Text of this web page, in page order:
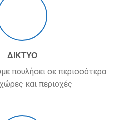
ΔΙΚΤΥΟ
πουλήσει σε περισσότερα
και περιοχές